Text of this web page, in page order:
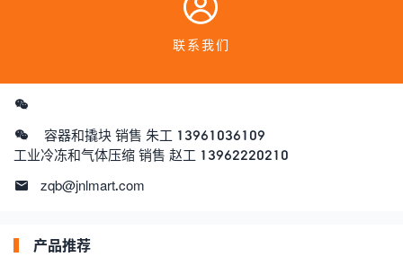
联系我们
容器和撬块 销售 朱工 13961036109
工业冷冻和气体压缩 销售 赵工 13962220210
zqb@jnlmart.com
产品推荐